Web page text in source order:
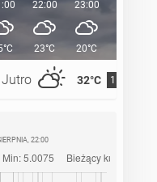
Jutro 32°C 15°C
22:00
23°C
23:00
20°C
22:00